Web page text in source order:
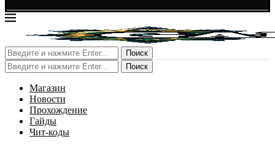
Поиск
Поиск
Магазин
Новости
Прохождение
Гайды
Чит-коды